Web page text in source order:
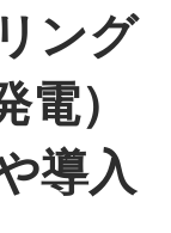
ング
電）
導入